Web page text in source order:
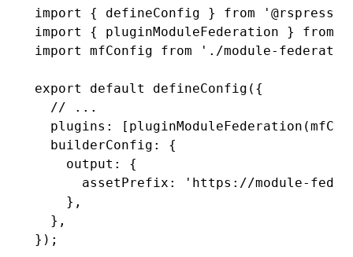
import
{ defineConfig } from '@rspress/
import
{ pluginModuleFederation } from
import
mfConfig from './module-
export default defineConfig ({
  // ...
  plugins
: [ pluginModuleFederation
  builderConfig
:
{
    output
:
{
      assetPrefix
:
'https://module-
    }
,
  }
,
});